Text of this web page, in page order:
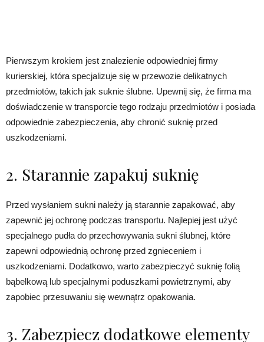
Pierwszym krokiem jest znalezienie odpowiedniej firmy
kurierskiej, która specjalizuje się w przewozie delikatnych
przedmiotów, takich jak suknie ślubne. Upewnij się, że firma ma
doświadczenie w transporcie tego rodzaju przedmiotów i posiada
odpowiednie zabezpieczenia, aby chronić suknię przed
uszkodzeniami.
2. Starannie zapakuj suknię
Przed wysłaniem sukni należy ją starannie zapakować, aby
zapewnić jej ochronę podczas transportu. Najlepiej jest użyć
specjalnego pudła do przechowywania sukni ślubnej, które
zapewni odpowiednią ochronę przed zgnieceniem i
uszkodzeniami. Dodatkowo, warto zabezpieczyć suknię folią
bąbelkową lub specjalnymi poduszkami powietrznymi, aby
zapobiec przesuwaniu się wewnątrz opakowania.
3. Zabezpiecz dodatkowe elementy